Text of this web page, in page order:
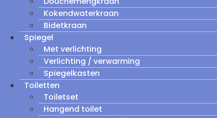
Kokendwaterkraan
Bidetkraan
Spiegel
Met verlichting
Verlichting / verwarming
Spiegelkasten
Toiletten
Toiletset
Hangend toilet